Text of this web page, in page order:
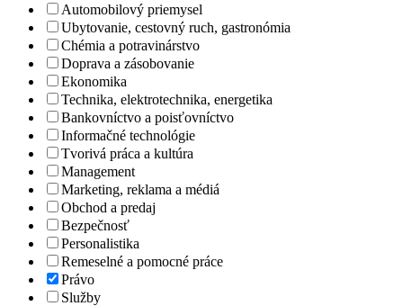
Automobilový priemysel
Ubytovanie, cestovný ruch, gastronómia
Chémia a potravinárstvo
Doprava a zásobovanie
Ekonomika
Technika, elektrotechnika, energetika
Bankovníctvo a poisťovníctvo
Informačné technológie
Tvorivá práca a kultúra
Management
Marketing, reklama a médiá
Obchod a predaj
Bezpečnosť
Personalistika
Remeselné a pomocné práce
Právo
Služby